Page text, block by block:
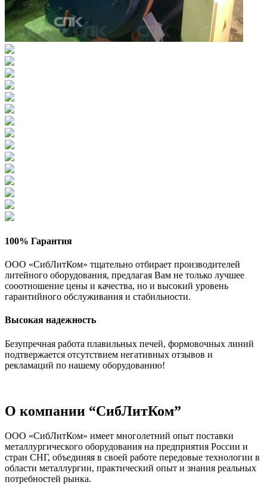
100% Гарантия
ООО «СибЛитКом» тщательно отбирает производителей
литейного оборудования, предлагая Вам не только лучшее
сооотношение цены и качества, но и высокий уровень
гарантийного обслуживания и стабильности.
Высокая надежность
Безупречная работа плавильных печей, формовочных линий
подтвержается отсутствием негативных отзывов и
рекламаций по нашему оборудованию!
О компании “СибЛитКом”
ООО «СибЛитКом» имеет многолетний опыт поставки
металлургического оборудования на предприятия России и
стран СНГ, объединяя в своей работе передовые технологии в
области металлургии, практический опыт и знания реальных
потребностей рынка.